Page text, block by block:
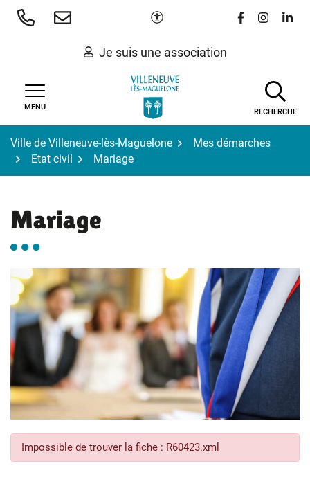
Aller
Paramètres d'accessibilité
Lien vers le
Lien vers
Lien
Je suis une association
MENU
RECHERCHE
Ville de Villeneuve-lès-Maguelone
Mes démarches
Etat civil
Mariage
Mariage
Impossible de trouver la fiche : R60423.xml